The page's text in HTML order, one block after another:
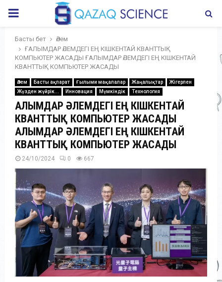
PRIMARY
MENU
Басты бет
Әлем
ҒАЛЫМДАР ӘЛЕМДЕГІ ЕҢ КІШКЕНТАЙ КВАНТТЫҚ
КОМПЬЮТЕР ЖАСАДЫ ҒАЛЫМДАР ӘЛЕМДЕГІ ЕҢ КІШКЕНТАЙ
КВАНТТЫҚ КОМПЬЮТЕР ЖАСАДЫ
Әлем Басты ақпарат Ғылыми мақалалар Жаңалықтар
Жігерлен
Жүзден жүйрік...
Инновация Мүмкіндік Технология
ҒАЛЫМДАР ӘЛЕМДЕГІ ЕҢ КІШКЕНТАЙ
КВАНТТЫҚ КОМПЬЮТЕР ЖАСАДЫ
ҒАЛЫМДАР ӘЛЕМДЕГІ ЕҢ КІШКЕНТАЙ
КВАНТТЫҚ КОМПЬЮТЕР ЖАСАДЫ
24/10/2024 0 667